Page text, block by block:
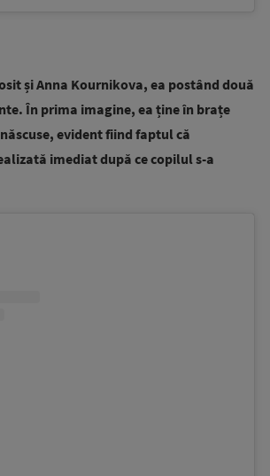
și Anna Kournikova, ea postând două
În prima imagine, ea ține în brațe
evident fiind faptul că
imediat după ce copilul s-a